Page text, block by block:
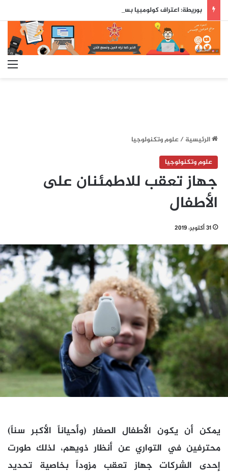
الرئيسية/علوم وتكنولوجيا
علوم وتكنولوجيا
جهاز تعقب للاطمئنان على
الأطفال
31 أكتوبر، 2019
يمكن أن يكون الأطفال الصغار (وأحياناً الأكبر سناً)
محترفين في التواري عن أنظار ذويهم، لذلك طورت
إحدى الشركات جهاز تعقب مزوداً بخاصية تحديد